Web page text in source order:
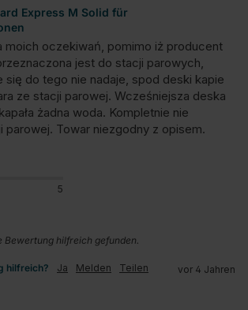
Express M Solid für
moich oczekiwań, pomimo iż producent
jest do stacji parowych,
się do tego nie nadaje, spod deski kapie
ze stacji parowej. Wcześniejsza deska
żadna woda. Kompletnie nie
parowej. Towar niezgodny z opisem.
5
Bewertung hilfreich gefunden.
hilfreich? Ja Melden Teilen vor 4 Jahren